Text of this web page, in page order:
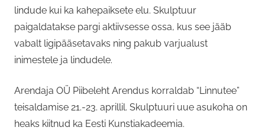
lindude kui ka kahepaiksete elu. Skulptuur
paigaldatakse pargi aktiivsesse ossa, kus see jääb
vabalt ligipääsetavaks ning pakub varjualust
inimestele ja lindudele.
Arendaja OÜ Piibeleht Arendus korraldab “Linnutee”
teisaldamise 21.-23. aprillil. Skulptuuri uue asukoha on
heaks kiitnud ka Eesti Kunstiakadeemia.